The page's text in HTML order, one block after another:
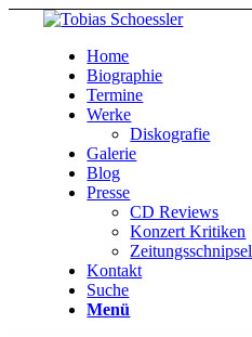
Home
Biographie
Termine
Werke
Diskografie
Galerie
Blog
Presse
CD Reviews
Konzert Kritiken
Zeitungsschnipsel
Kontakt
Suche
Menü